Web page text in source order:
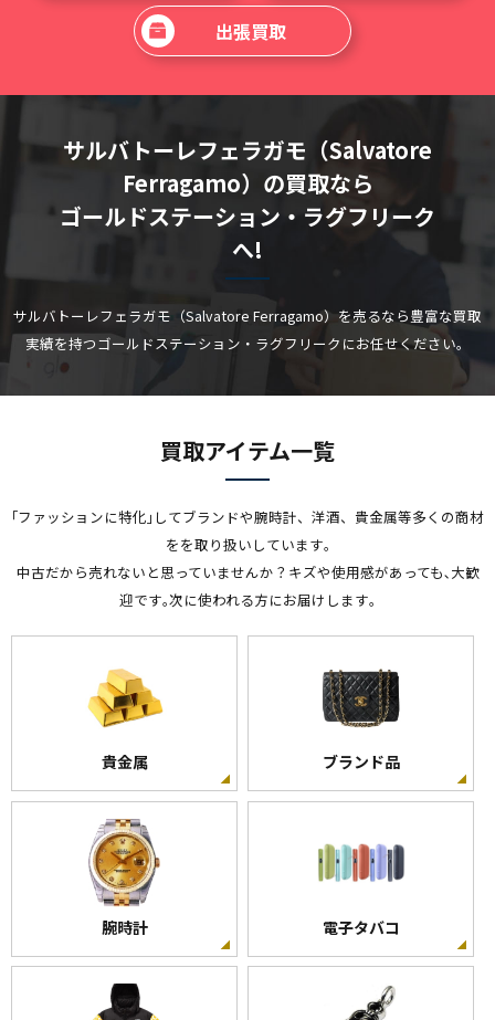
出張買取
サルバトーレフェラガモ（Salvatore
Ferragamo）の買取なら
ゴールドステーション・ラグフリーク
へ!
サルバトーレフェラガモ（Salvatore Ferragamo）を売るなら豊富な買取
実績を持つゴールドステーション・ラグフリークにお任せください。
買取アイテム一覧
｢ファッションに特化｣してブランドや腕時計、洋酒、貴金属等多くの商材
をを取り扱いしています｡
中古だから売れないと思っていませんか？キズや使用感があっても､大歓
迎です｡次に使われる方にお届けします｡
貴金属 ブランド品
腕時計 電子タバコ